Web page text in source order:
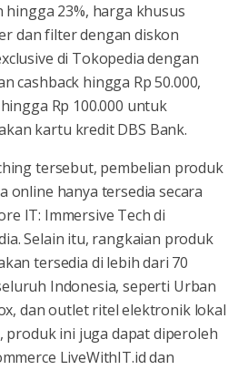
hingga 23%, harga khusus
dan filter dengan diskon
di Tokopedia dengan
cashback hingga Rp 50.000,
Rp 100.000 untuk
kartu kredit DBS Bank.
tersebut, pembelian produk
online hanya tersedia secara
IT: Immersive Tech di
Selain itu, rangkaian produk
tersedia di lebih dari 70
Indonesia, seperti Urban
dan outlet ritel elektronik lokal
produk ini juga dapat diperoleh
LiveWithIT.id dan